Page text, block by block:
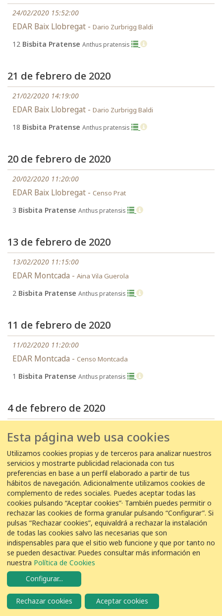
24/02/2020 15:52:00
EDAR Baix Llobregat - Dario Zurbrigg Baldi
12 Bisbita Pratense Anthus pratensis
21 de febrero de 2020
21/02/2020 14:19:00
EDAR Baix Llobregat - Dario Zurbrigg Baldi
18 Bisbita Pratense Anthus pratensis
20 de febrero de 2020
20/02/2020 11:20:00
EDAR Baix Llobregat - Censo Prat
3 Bisbita Pratense Anthus pratensis
13 de febrero de 2020
13/02/2020 11:15:00
EDAR Montcada - Aina Vila Guerola
2 Bisbita Pratense Anthus pratensis
11 de febrero de 2020
11/02/2020 11:20:00
EDAR Montcada - Censo Montcada
1 Bisbita Pratense Anthus pratensis
4 de febrero de 2020
EDAR Ciudad Real Nueva -Angel Javier Escribano Mayo
10Bisbita Pratense Anthus pratensis
04/02/2020 11:00:00
EDAR Gavà - Censo Gavà
1Bisbita Pratense Anthus pratensis
3 de febrero de 2020
03/02/2020 16:52:00
ETAP Lerez -Censo Lérez
5Bisbita Pratense Anthus pratensis
Esta página web usa cookies
Utilizamos cookies propias y de terceros para analizar nuestros
servicios y mostrarte publicidad relacionada con tus
preferencias en base a un perfil elaborado a partir de tus
hábitos de navegación. Adicionalmente utilizamos cookies de
complemento de redes sociales. Puedes aceptar todas las
cookies pulsando “Aceptar cookies”· También puedes permitir o
rechazar las cookies de forma granular pulsando “Configurar”. Si
pulsas “Rechazar cookies”, equivaldrá a rechazar la instalación
de todas las cookies salvo las necesarias que son
indispensables para que el sitio web funcione y que por tanto no
se pueden desactivar. Puedes consultar más información en
nuestra Política de Cookies
Configurar...
Rechazar cookies Aceptar cookies